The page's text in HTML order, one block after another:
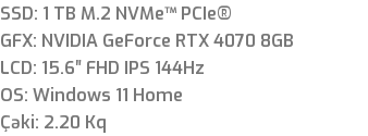
SSD: 1 TB M.2 NVMe™ PCIe®
GFX: NVIDIA GeForce RTX 4070 8GB
LCD: 15.6″ FHD IPS 144Hz
OS: Windows 11 Home
Çəki: 2.20 Kq